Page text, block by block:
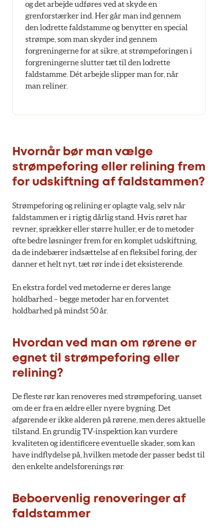
og det arbejde udføres ved at skyde en
grenforstærker ind. Her går man ind gennem
den lodrette faldstamme og benytter en special
strømpe, som man skyder ind gennem
forgreningerne for at sikre, at strømpeforingen i
forgreningerne slutter tæt til den lodrette
faldstamme. Dét arbejde slipper man for, når
man reliner.
Hvornår bør man vælge
strømpeforing eller relining frem
for udskiftning af faldstammen?
Strømpeforing og relining er oplagte valg, selv når
faldstammen er i rigtig dårlig stand. Hvis røret har
revner, sprækker eller større huller, er de to metoder
ofte bedre løsninger frem for en komplet udskiftning,
da de indebærer indsættelse af en fleksibel foring, der
danner et helt nyt, tæt rør inde i det eksisterende.
En ekstra fordel ved metoderne er deres lange
holdbarhed – begge metoder har en forventet
holdbarhed på mindst 50 år.
Hvordan ved man om rørene er
egnet til strømpeforing eller
relining?
De fleste rør kan renoveres med strømpeforing, uanset
om de er fra en ældre eller nyere bygning. Det
afgørende er ikke alderen på rørene, men deres aktuelle
tilstand. En grundig TV-inspektion kan vurdere
kvaliteten og identificere eventuelle skader, som kan
have indflydelse på, hvilken metode der passer bedst til
den enkelte andelsforenings rør.
Beboervenlig renoveringer af
faldstammer